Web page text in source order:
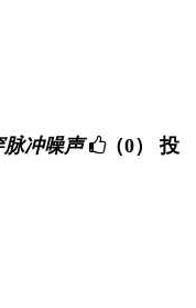
脉冲噪声 （0）
投